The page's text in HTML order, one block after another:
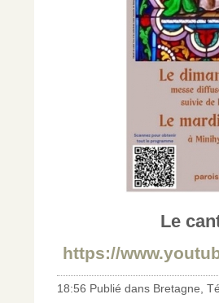
Le
https://
18:56 Publié dans Bretagne,